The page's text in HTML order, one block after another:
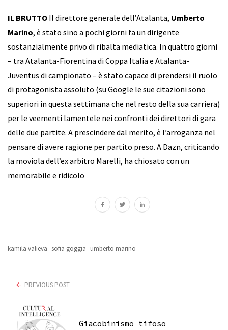
IL BRUTTO Il direttore generale dell’Atalanta, Umberto
Marino, è stato sino a pochi giorni fa un dirigente
sostanzialmente privo di ribalta mediatica. In quattro giorni
– tra Atalanta-Fiorentina di Coppa Italia e Atalanta-
Juventus di campionato – è stato capace di prendersi il ruolo
di protagonista assoluto (su Google le sue citazioni sono
superiori in questa settimana che nel resto della sua carriera)
per le veementi lamentele nei confronti dei direttori di gara
delle due partite. A prescindere dal merito, è l’arroganza nel
pensare di avere ragione per partito preso. A Dazn, criticando
la moviola dell’ex arbitro Marelli, ha chiosato con un
memorabile e ridicolo
kamila valieva sofia goggia umberto marino
PREVIOUS POST
Giacobinismo tifoso